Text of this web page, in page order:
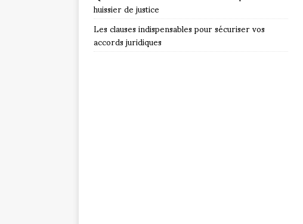
huissier de justice
Les clauses indispensables pour sécuriser vos
accords juridiques